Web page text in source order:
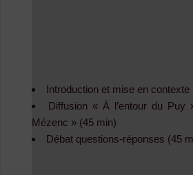
Introduction et mise en contexte
Diffusion « À l’entour du Puy
Mézenc » (45 min)
Débat questions-réponses (45